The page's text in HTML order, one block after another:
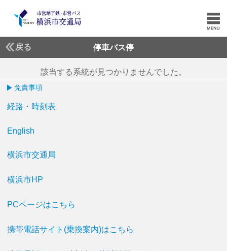
戻る 停車バス停
該当する系統が見つかりませんでした。
免責事項
経路・時刻表
English
横浜市交通局
横浜市HP
PCページはこちら
携帯電話サイト(乗換案内)はこちら